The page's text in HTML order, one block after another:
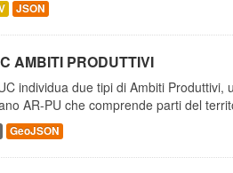
JSON
AMBITI PRODUTTIVI
individua due tipi di Ambiti
AR-PU che comprende parti del
GeoJSON